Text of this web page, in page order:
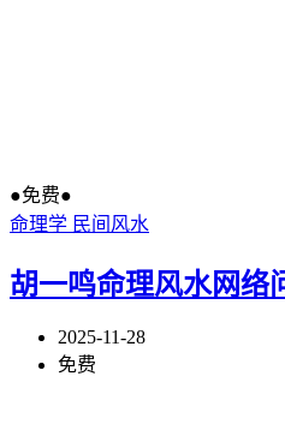
●免费●
命理学 民间风水
胡一鸣命理风水网络
2025-11-28
免费